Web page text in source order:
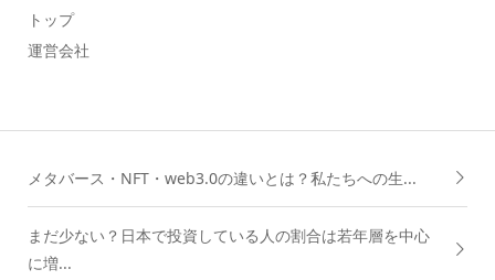
トップ
運営会社
メタバース・NFT・web3.0の違いとは？私たちへの生...
まだ少ない？日本で投資している人の割合は若年層を中心
に増...